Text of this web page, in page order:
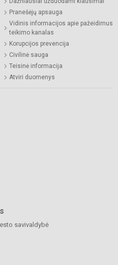
Pranešėjų apsauga
Vidinis informacijos apie pažeidimus
teikimo kanalas
Korupcijos prevencija
Civilinė sauga
Teisinė informacija
Atviri duomenys
savivaldybė